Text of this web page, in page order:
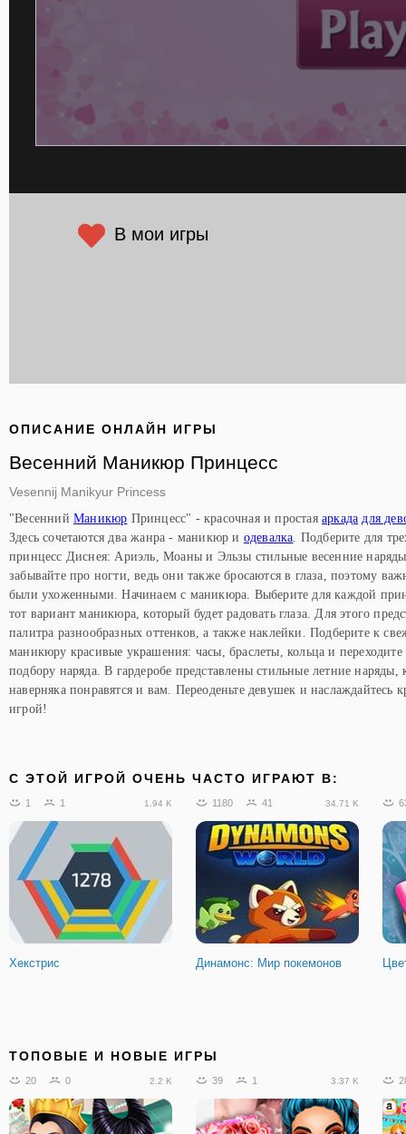
В мои игры
ОПИСАНИЕ ОНЛАЙН ИГРЫ
Весенний Маникюр Принцесс
Vesennij Manikyur Princess
"Весенний Маникюр Принцесс" - красочная и простаяаркада для
Здесь сочетаются два жанра - маникюр и одевалка . Подберите для
принцесс Диснея: Ариэль, Моаны и Эльзы стильные весенние
забывайте про ногти, ведь они также бросаются в глаза, поэтому
были ухоженными. Начинаем с маникюра. Выберите для каждой
тот вариант маникюра, который будет радовать глаза. Для этого
палитра разнообразных оттенков, а также наклейки. Подберите к
маникюру красивые украшения: часы, браслеты, кольца и переходите
подбору наряда. В гардеробе представлены стильные летние наряды,
наверняка понравятся и вам. Переоденьте девушек и наслаждайтесь
игрой!
C ЭТОЙ ИГРОЙ ОЧЕНЬ ЧАСТО ИГРАЮТ В:
1 1 1.94 K
Хекстрис
1180 41 34.71 K
Динамонс: Мир покемонов
ТОПОВЫЕ И НОВЫЕ ИГРЫ
20 0 2.2 K 39 1 3.37 K